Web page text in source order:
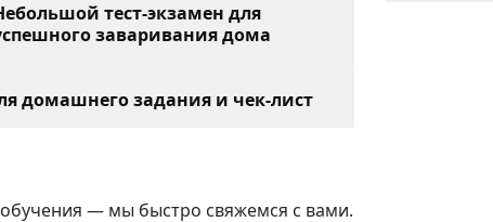
тест-экзамен для
заваривания дома
домашнего задания и чек-лист
обучения — мы быстро свяжемся с вами.